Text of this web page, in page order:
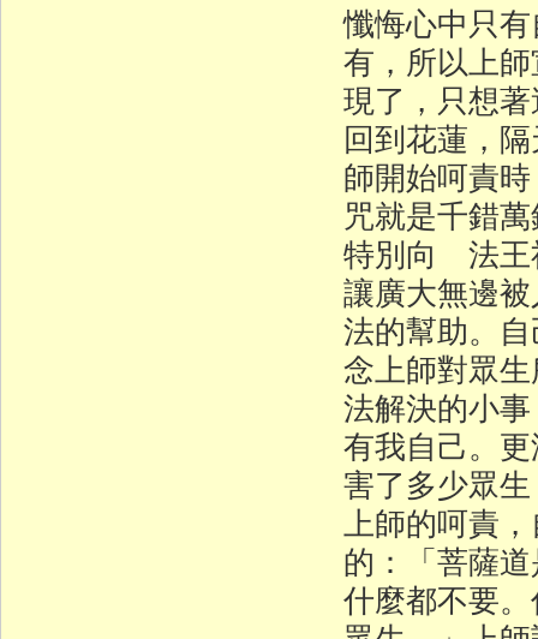
懺悔心中只
有，所以上
現了，只想
回到花蓮，
師開始呵責
咒就是千錯
特別向 法王
讓廣大無邊
法的幫助。
念上師對眾
法解決的小
有我自己。
害了多少眾
上師的呵責
的：「菩薩
什麼都不要